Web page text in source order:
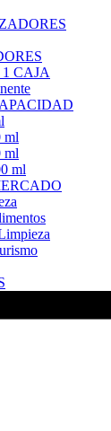
CAJA
ml
ml
ml